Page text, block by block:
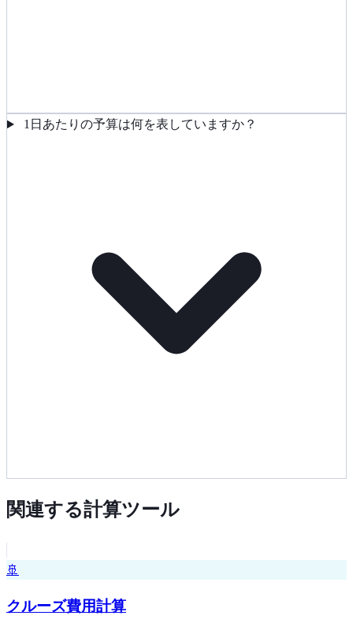
1日あたりの予算は何を表していますか？
関連する計算ツール
🚢
クルーズ費用計算